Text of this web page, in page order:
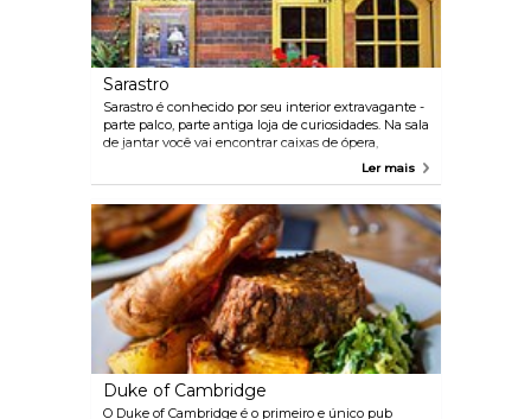
Sarastro
Sarastro é conhecido por seu interior extravagante -
parte palco, parte antiga loja de curiosidades. Na sala
de jantar você vai encontrar caixas de ópera,
luxuosas toalhas de mesa de veludo e cabines
aconchegantes. O menu é mediterrâneo e shows ao
aos domingos e segundas-feiras, swing e Motown
às quintas-feiras e ritmos latinos às sextas-feiras.
Ler mais
Duke of Cambridge
O Duke of Cambridge é o primeiro e único pub